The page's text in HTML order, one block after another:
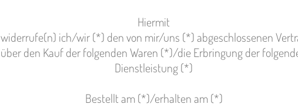
Hiermit
widerrufe(n) ich/wir (*) den von mir/uns (*) abgeschlossenen
über den Kauf der folgenden Waren (*)/die Erbringung der
Dienstleistung (*)
Bestellt am (*)/erhalten am (*)